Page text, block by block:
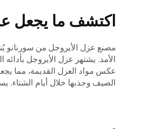
اكتشف ما يجعل
مصنع عزل الأيروجل من سورنانو
الأمد. يشتهر عزل الأيروجل
عكس مواد العزل القديمة، مما
الصيف وجذبها خلال أيام الشتاء.